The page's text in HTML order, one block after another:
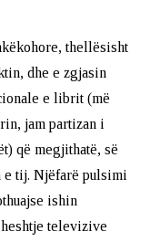
thellësisht
dhe e zgjasin
e librit (më
jam partizan i
që megjithatë, së
e tij. Njëfarë pulsimi
ishin
televizive